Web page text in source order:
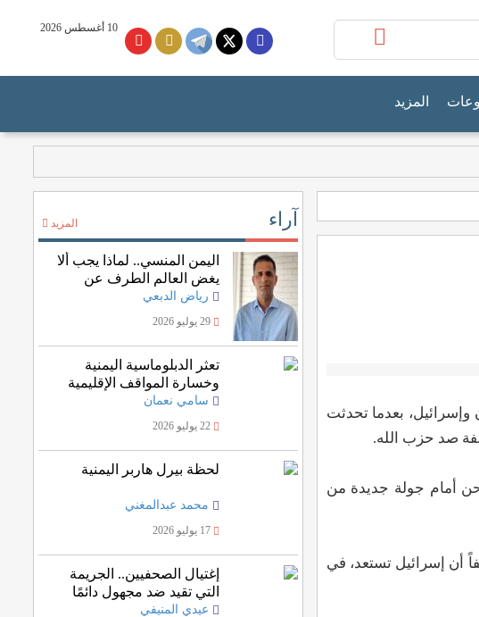
10 أغسطس 2026
المزيد
بعدما تحدثت
صد حزب الله.
أمام جولة جديدة من
أن إسرائيل تستعد، في
آراء المزيد
اليمن المنسي.. لماذا يجب ألا
يغض العالم الطرف عن
انتهاكات الحوثيين؟
رياض الدبعي
29 يوليو 2026
تعثر الدبلوماسية اليمنية
وخسارة المواقف الإقليمية
والدولية
سامي نعمان
22 يوليو 2026
لحظة بيرل هاربر اليمنية
محمد عبدالمغني
17 يوليو 2026
إغتيال الصحفيين.. الجريمة
التي تقيد ضد مجهول دائمًا
عيدي المنيفي